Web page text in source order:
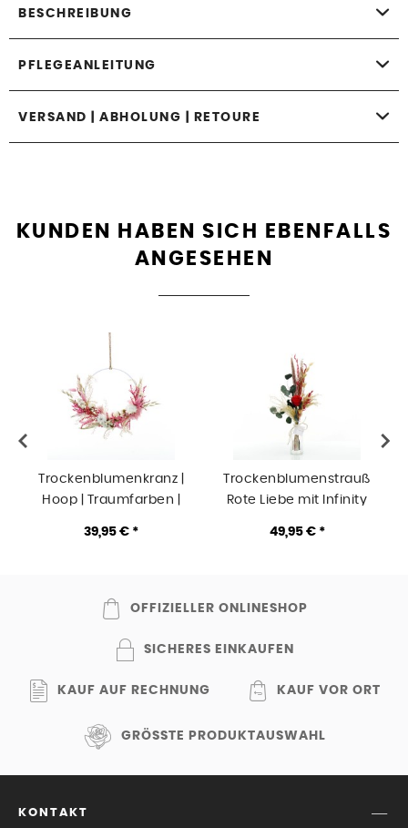
BESCHREIBUNG
PFLEGEANLEITUNG
VERSAND | ABHOLUNG | RETOURE
KUNDEN HABEN SICH EBENFALLS
ANGESEHEN
Trockenblumenkranz |
Hoop | Traumfarben |
Trockenblumen rosa,
39,95 € *
Trockenblumenstrauß
Rote Liebe mit Infinity
Flaschenvase
49,95 € *
OFFIZIELLER ONLINESHOP
SICHERES EINKAUFEN
KAUF AUF RECHNUNG KAUF VOR ORT
GRÖSSTE PRODUKTAUSWAHL
KONTAKT